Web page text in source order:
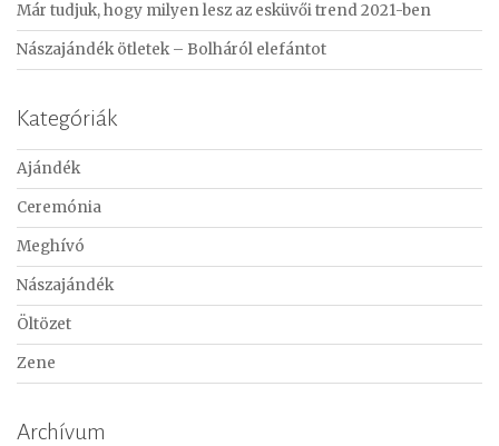
Már tudjuk, hogy milyen lesz az esküvői trend 2021-ben
Nászajándék ötletek – Bolháról elefántot
Kategóriák
Ajándék
Ceremónia
Meghívó
Nászajándék
Öltözet
Zene
Archívum